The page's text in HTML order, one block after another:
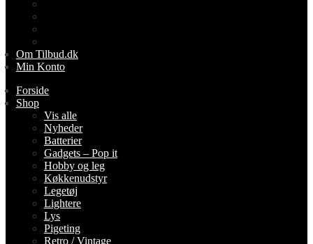
Om Tilbud.dk
Min Konto
Forside
Shop
Vis alle
Nyheder
Batterier
Gadgets – Pop it
Hobby og leg
Køkkenudstyr
Legetøj
Lightere
Lys
Pigeting
Retro / Vintage